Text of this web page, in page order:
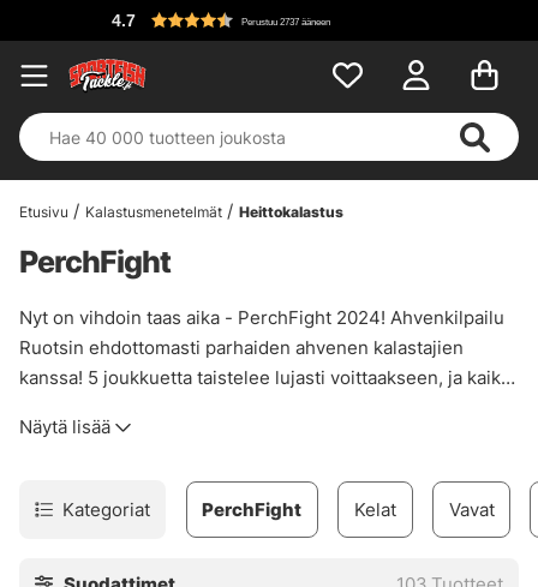
4.7 Perustuu 2737 ääneen
Etusivu Kalastusmenetelmät Heittokalastus
PerchFight
Nyt on vihdoin taas aika - PerchFight 2024! Ahvenkilpailu
Ruotsin ehdottomasti parhaiden ahvenen kalastajien
kanssa! 5 joukkuetta taistelee lujasti voittaakseen, ja kaikki
eeppiseksi, jossa vahvat tunteet ja jatkuva tulostaulukon
pettymään!
Alta löydät PerchFightin osallistujien suosikkisyöttejä,
Näytä lisää
Kategoriat Kelat Vavat
PerchFight